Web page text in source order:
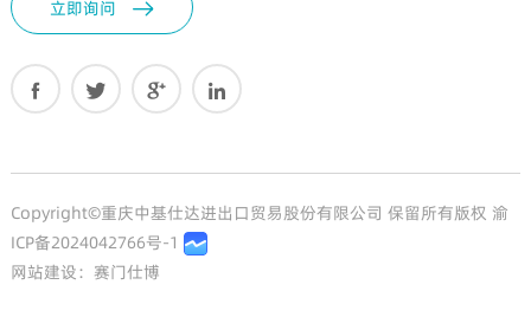
立即询问 
   
Copyright©重庆中基仕达进出口贸易股份有限公司 保留所有版权 渝
ICP备2024042766号-1
网站建设： 赛门仕博